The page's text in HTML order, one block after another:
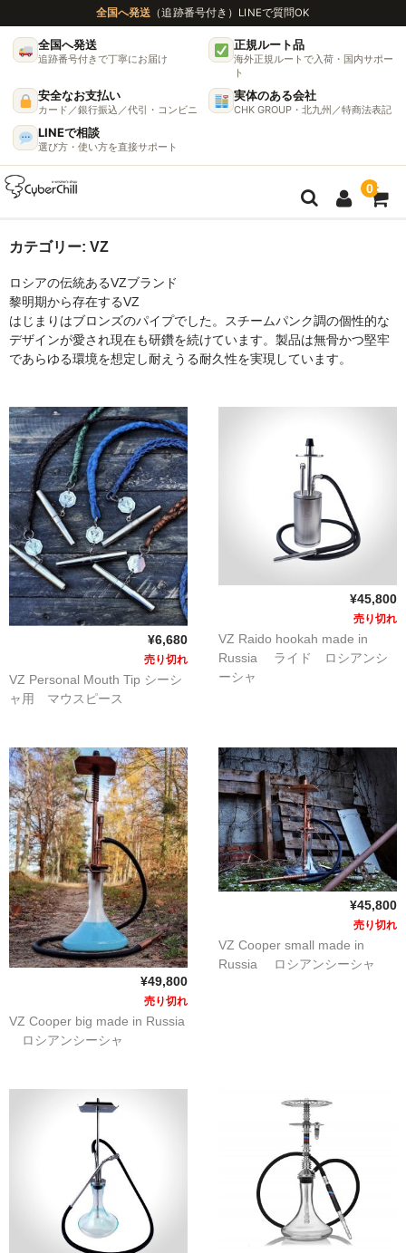
全国へ発送 （追跡番号付き） LINEで質問OK
全国へ発送
追跡番号付きで丁寧にお届け
正規ルート品
海外正規ルートで入荷・国内サポー
ト
安全なお支払い
カード／銀行振込／代引・コンビニ
実体のある会社
CHK GROUP・北九州／特商法表記
LINEで相談
選び方・使い方を直接サポート
0
ガイド
🌫 ヴェポライザー機種比較ガイド
DynaVap完全ガイド
グラインダー完全ガイド
シーシャ炭の選び方
マウスピースの選び方
シーシャの始め方
BFG Dani（バッテリー不要ヴェポ）
BFGセット（一式）
BFGステム（本体のみ）
業務用補充オーダー
予約
シーシャ
Hookahs
CyberChill
НА ГРАНИ (NA GRANI)
SHISHABUCKS
Oduman
Khalil Mamoon
NOMAD
カテゴリー: VZ
ロシアの伝統あるVZブランド
黎明期から存在するVZ
はじまりはブロンズのパイプでした。スチームパンク調の個性的な
デザインが愛され現在も研鑽を続けています。製品は無骨かつ堅牢
であらゆる環境を想定し耐えうる耐久性を実現しています。
¥6,680
売り切れ
VZ Personal Mouth Tip シーシ
ャ用 マウスピース
¥45,800
売り切れ
VZ Raido hookah made in
Russia ライド ロシアンシ
ーシャ
¥49,800
売り切れ
VZ Cooper big made in Russia
ロシアンシーシャ
¥45,800
売り切れ
VZ Cooper small made in
Russia ロシアンシーシャ